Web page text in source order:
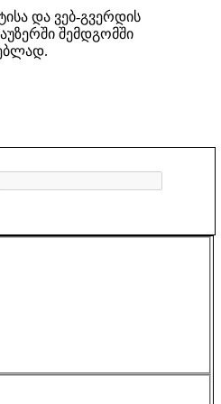
და ვებ-გვერდის
შემდგომში